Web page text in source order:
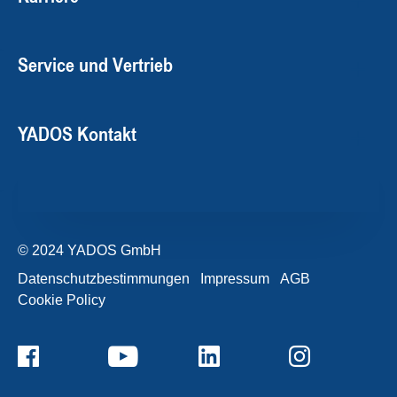
Service und Vertrieb
YADOS Kontakt
© 2024 YADOS GmbH
Datenschutzbestimmungen
Impressum
AGB
Cookie Policy